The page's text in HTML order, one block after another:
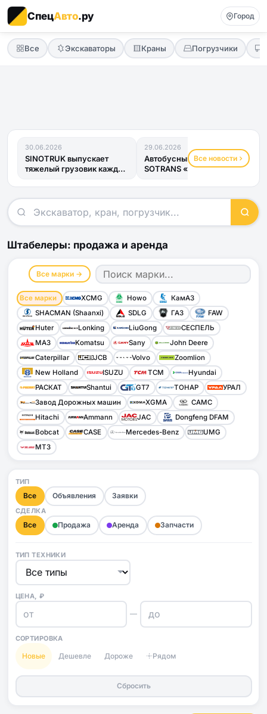
СпецАвто.ру Город
Все Экскаваторы Краны Погрузчики
30.06.2026
SINOTRUK выпускает
тяжелый грузовик каждые
29.06.2026
Автобусный прицеп
SOTRANS «Хвост
и готов к...
Все новости
Штабелеры: продажа и аренда
Все марки →
Все марки XCMG Howo
КамАЗ
SHACMAN (Shaanxi)
SDLG ГАЗ
FAW
Huter
Lonking LiuGong
СЕСПЕЛЬ
МАЗ
Komatsu Sany
John Deere
Caterpillar
JCB Volvo
Zoomlion
New Holland
ISUZU TCM
Hyundai
РАСКАТ
Shantui GT7 ТОНАР
УРАЛ
Завод Дорожных машин
XGMA
CAMC
Hitachi
Ammann JAC
Dongfeng DFAM
Bobcat
CASE Mercedes-Benz
UMG
МТЗ
ТИП
Все Объявления Заявки
СДЕЛКА
Все Продажа Аренда Запчасти
ТИП ТЕХНИКИ
ЦЕНА, ₽
—
СОРТИРОВКА
Новые Дешевле Дороже Рядом
Сбросить